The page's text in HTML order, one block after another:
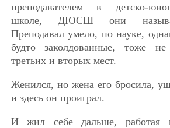
преподавателем в детско-
школе, ДЮСШ они
Преподавал умело, по науке,
будто заколдованные, тоже
третьих и вторых мест.
Женился, но жена его бросила,
и здесь он проиграл.
И жил себе дальше,